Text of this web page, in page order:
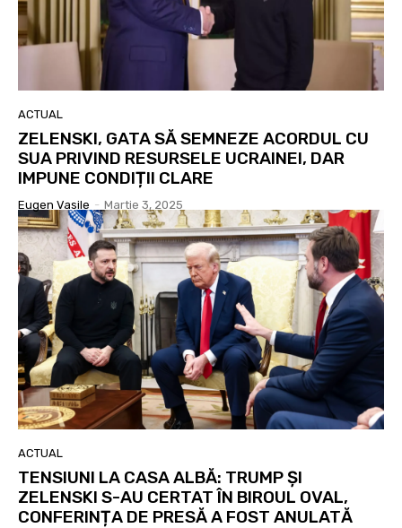
ACTUAL
ZELENSKI, GATA SĂ SEMNEZE ACORDUL CU
SUA PRIVIND RESURSELE UCRAINEI, DAR
IMPUNE CONDIȚII CLARE
Eugen Vasile - Martie 3, 2025
ACTUAL
TENSIUNI LA CASA ALBĂ: TRUMP ȘI
ZELENSKI S-AU CERTAT ÎN BIROUL OVAL,
CONFERINȚA DE PRESĂ A FOST ANULATĂ